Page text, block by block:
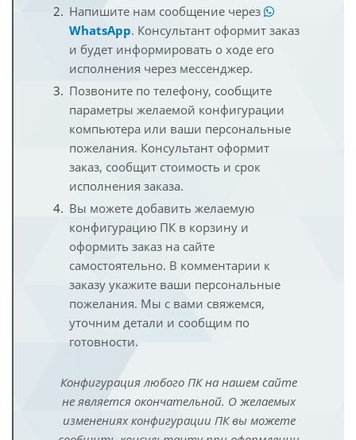
Напишите нам сообщение через
WhatsApp. Консультант оформит заказ
и будет информировать о ходе его
исполнения через мессенджер.
Позвоните по телефону, сообщите
параметры желаемой конфигурации
компьютера или ваши персональные
пожелания. Консультант оформит
заказ, сообщит стоимость и срок
исполнения заказа.
Вы можете добавить желаемую
конфигурацию ПК в корзину и
оформить заказ на сайте
самостоятельно. В комментарии к
заказу укажите ваши персональные
пожелания. Мы с вами свяжемся,
уточним детали и сообщим по
готовности.
Конфигурация любого ПК на нашем сайте
не является окончательной. О желаемых
изменениях конфигурации ПК вы можете